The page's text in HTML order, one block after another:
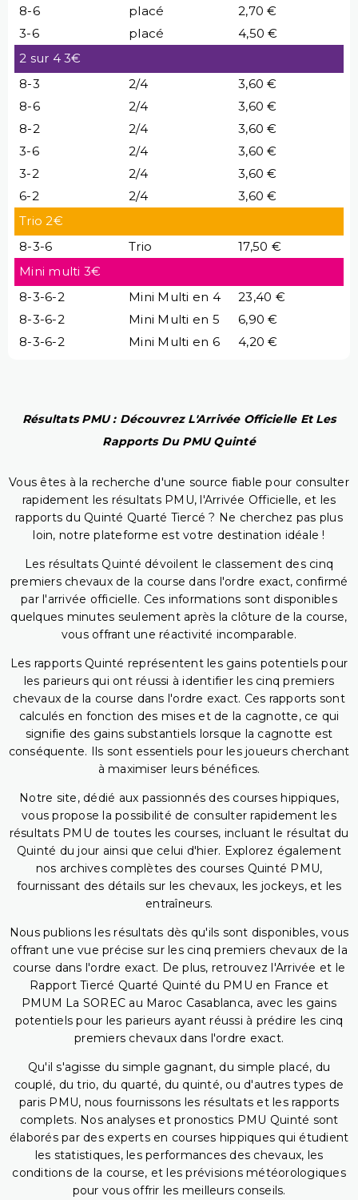
8-6 placé
2,70 €
3-6
placé
4,50 €
2 sur 4 3€
8-3
2/4
3,60 €
8-6
2/4
3,60 €
8-2
2/4
3,60 €
3-6
2/4
3,60 €
3-2
2/4
3,60 €
6-2
2/4
3,60 €
Trio 2€
8-3-6
Trio
17,50 €
Mini multi 3€
8-3-6-2
Mini Multi en 4
23,40 €
8-3-6-2
Mini Multi en 5
6,90 €
8-3-6-2
Mini Multi en 6 4,20 €
Résultats PMU : Découvrez L'Arrivée Officielle Et Les
Rapports Du PMU Quinté
Vous êtes à la recherche d'une source fiable pour consulter
rapidement les résultats PMU, l'Arrivée Officielle, et les
rapports du Quinté Quarté Tiercé ? Ne cherchez pas plus
loin, notre plateforme est votre destination idéale !
Les résultats Quinté dévoilent le classement des cinq
premiers chevaux de la course dans l'ordre exact, confirmé
par l'arrivée officielle. Ces informations sont disponibles
quelques minutes seulement après la clôture de la course,
vous offrant une réactivité incomparable.
Les rapports Quinté représentent les gains potentiels pour
les parieurs qui ont réussi à identifier les cinq premiers
chevaux de la course dans l'ordre exact. Ces rapports sont
calculés en fonction des mises et de la cagnotte, ce qui
signifie des gains substantiels lorsque la cagnotte est
conséquente. Ils sont essentiels pour les joueurs cherchant
à maximiser leurs bénéfices.
Notre site, dédié aux passionnés des courses hippiques,
vous propose la possibilité de consulter rapidement les
résultats PMU de toutes les courses, incluant le résultat du
Quinté du jour ainsi que celui d'hier. Explorez également
nos archives complètes des courses Quinté PMU,
fournissant des détails sur les chevaux, les jockeys, et les
entraîneurs.
Nous publions les résultats dès qu'ils sont disponibles, vous
offrant une vue précise sur les cinq premiers chevaux de la
course dans l'ordre exact. De plus, retrouvez l'Arrivée et le
Rapport Tiercé Quarté Quinté du PMU en France et
PMUM La SOREC au Maroc Casablanca, avec les gains
potentiels pour les parieurs ayant réussi à prédire les cinq
premiers chevaux dans l'ordre exact.
Qu'il s'agisse du simple gagnant, du simple placé, du
couplé, du trio, du quarté, du quinté, ou d'autres types de
paris PMU, nous fournissons les résultats et les rapports
complets. Nos analyses et pronostics PMU Quinté sont
élaborés par des experts en courses hippiques qui étudient
les statistiques, les performances des chevaux, les
conditions de la course, et les prévisions météorologiques
pour vous offrir les meilleurs conseils.